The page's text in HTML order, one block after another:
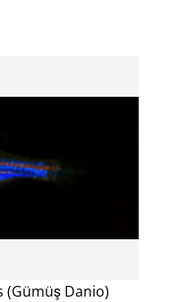
(Gümüş Danio)